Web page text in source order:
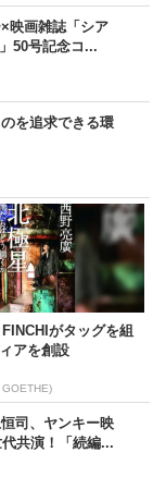
映画雑誌「シア
50号記念コ...
を追求できる環
がタッグを組
アを創設
GOETHE)
司、ヤンキー映
共演！「続編...